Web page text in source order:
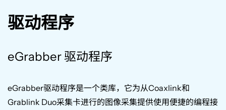
驱动程序
eGrabber 驱动程序
eGrabber驱动程序是一个类库，它为从Coaxlink和
Grablink Duo采集卡进行的图像采集提供使用便捷的编程接